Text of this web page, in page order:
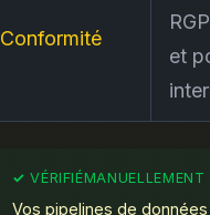
Conformité
et
Vos pipelines de données